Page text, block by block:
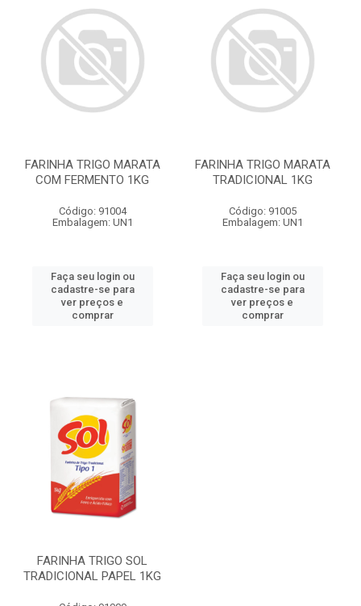
FARINHA TRIGO MARATA
COM FERMENTO 1KG
Código: 91004
Embalagem: UN1
Faça seu login ou
cadastre-se para
ver preços e
comprar
FARINHA TRIGO MARATA
TRADICIONAL 1KG
Código: 91005
Embalagem: UN1
Faça seu login ou
cadastre-se para
ver preços e
comprar
FARINHA TRIGO SOL
TRADICIONAL PAPEL 1KG